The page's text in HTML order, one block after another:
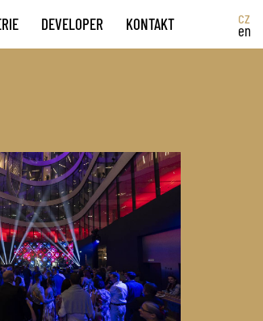
DEVELOPER KONTAKT cz
en